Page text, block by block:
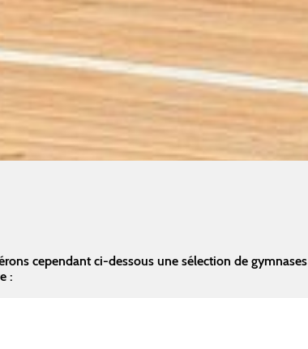
cependant ci-dessous une sélection de gymnases
: